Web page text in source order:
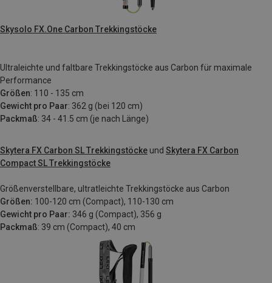
Skysolo FX.One Carbon Trekkingstöcke
Ultraleichte und faltbare Trekkingstöcke aus Carbon für maximale
Performance
Größen: 110 - 135 cm
Gewicht pro Paar: 362 g (bei 120 cm)
Packmaß: 34 - 41.5 cm (je nach Länge)
Skytera FX Carbon SL Trekkingstöcke und Skytera FX Carbon
Compact SL Trekkingstöcke
Größenverstellbare, ultratleichte Trekkingstöcke aus Carbon
Größen: 100-120 cm (Compact), 110-130 cm
Gewicht pro Paar: 346 g (Compact), 356 g
Packmaß: 39 cm (Compact), 40 cm